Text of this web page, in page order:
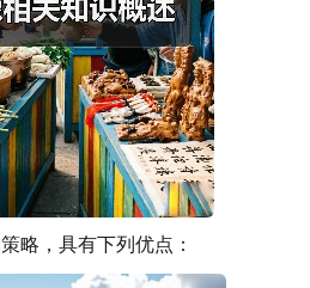
略，具有下列优点：